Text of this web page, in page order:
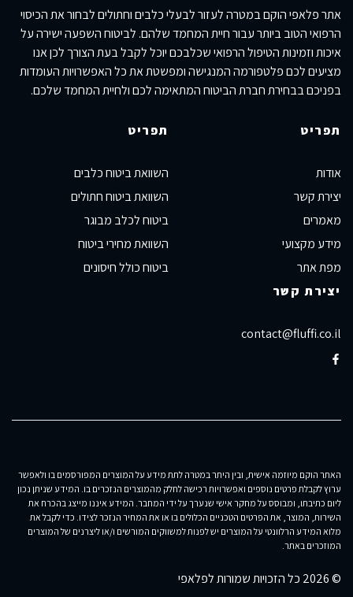
אתר פלאפי הוקם במטרה לעזור לבעלי כלבים וחתולים לבחור את הכיסוי
הרפואי הטוב ביותר עבור חיית המחמד שלהם. לביטוח השפעה ישירה על
איכות וזמינות הטיפול הרפואי שכלבכם יוכל לקבל בעת הצורך לכן אנו
מציעים לכם פלטפורמה המנגישה ומפשטת את כל האפשרויות העומדות
בפניכם בבחירת חברת הביטוח המתאימה לכם ולחיית המחמד שלכם.
תפריט
אודות
יצירת קשר
מאמרים
מידע מקצועי
מפת אתר
תפריט
השוואת ביטוח כלבים
השוואת ביטוח חתולים
ביטוח לכלב מבוגר
השוואת מחירי ביטוח
ביטוח כולל חיסונים
יצירת קשר
contact@fluffi.co.il
האתר הוקם מיוזמה אישית, ובין היתר במטרה לתת מידע על המוצרים המפורסמים בו ולאפשר
ערוץ לקבלת פרטים נוספים ואפשרויות רכישה לחלק מהמוצרים הנזכרים בו. המידע שניתן נכון
ליום כתיבתו, ומבוסס על מחקר אישי שנערך על ידי המחבר. המידע איננו מייצג בהכרח את
השירות, המוצר, את הפרטים הטכניים הכלולים בו או את המחיר הנזכר לצידו. כדי לקבל את
מלוא המידע הרלוונטי על המוצרים יש לפנות למשווקים המורשים ו/או ליצרנים של המוצרים
המוזכרים באתר.
© 2026 כל הזכויות שמורות לפלאפי